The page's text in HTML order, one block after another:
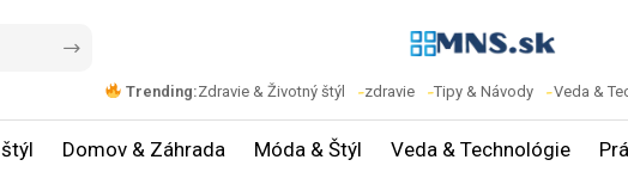
Trending:Zdravie & Životný štýl zdravie Tipy & Návody Veda &
Domov & Záhrada Móda & Štýl Veda & Technológie